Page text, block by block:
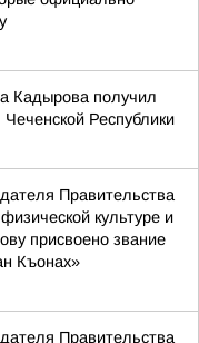
Кадырова получил
Республики
Правительства
культуре и
присвоено звание
Къонах»
Правительства